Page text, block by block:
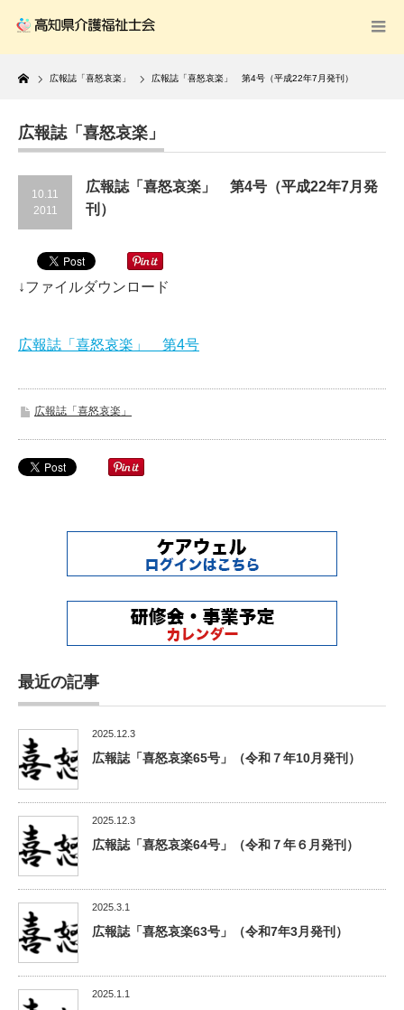
Home
広報誌「喜怒哀楽」 広報誌「喜怒哀楽」 第4号（平成22年7月発刊）
広報誌「喜怒哀楽」
10.11
2011
広報誌「喜怒哀楽」 第4号（平成22年7月発
刊）
↓ファイルダウンロード
広報誌「喜怒哀楽」 第4号
広報誌「喜怒哀楽」
最近の記事
2025.12.3
広報誌「喜怒哀楽65号」（令和７年10月発刊）
2025.12.3
広報誌「喜怒哀楽64号」（令和７年６月発刊）
2025.3.1
広報誌「喜怒哀楽63号」（令和7年3月発刊）
2025.1.1